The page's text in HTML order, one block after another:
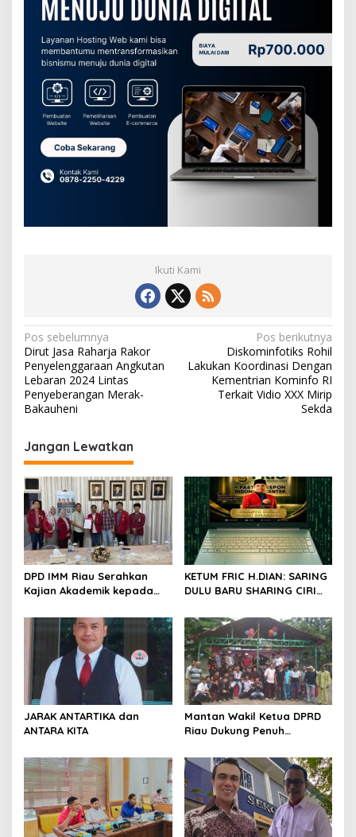
Ikuti Kami
N
a
v
i
a
s
i
p
o
s
Pos sebelumnya
Dirut Jasa Raharja Rakor
Penyelenggaraan Angkutan
Lebaran 2024 Lintas
Penyeberangan Merak-
Bakauheni
Pos berikutnya
Diskominfotiks Rohil
Lakukan Koordinasi Dengan
Kementrian Kominfo RI
Terkait Vidio XXX Mirip
Sekda
Jangan Lewatkan
DPD IMM Riau Serahkan
Kajian Akademik kepada
Keadilan bagi Provinsi Riau
KETUM FRIC H.DIAN: SARING
DULU BARU SHARING CIRI
SOSIAL
JARAK ANTARTIKA dan
ANTARA KITA
Mantan Wakil Ketua DPRD
Riau Dukung Penuh
Perjuangan Lahirnya
Kabupaten Kepulauan
Meranti